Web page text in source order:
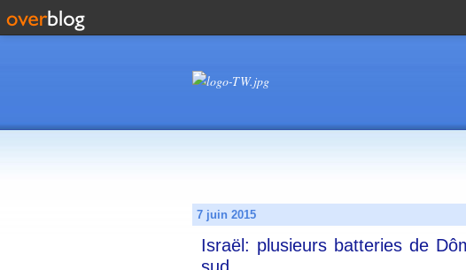
7 juin 2015
Israël: plusieurs batteries de